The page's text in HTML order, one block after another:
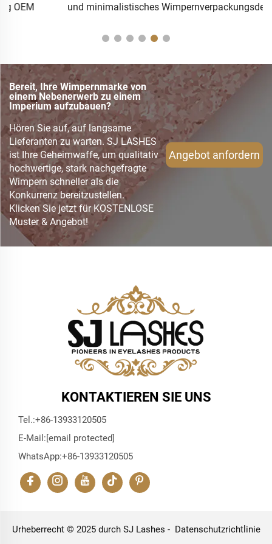
und minimalistisches Wimpernverpackungsdesign OEM
Bereit, Ihre Wimpernmarke von
einem Nebenerwerb zu einem
Imperium aufzubauen?
Hören Sie auf, auf langsame
Lieferanten zu warten. SJ LASHES
ist Ihre Geheimwaffe, um qualitativ
hochwertige, stark nachgefragte
Wimpern schneller als die
Konkurrenz bereitzustellen.
Klicken Sie jetzt für KOSTENLOSE
Muster & Angebot!
Angebot anfordern
KONTAKTIEREN SIE UNS
Tel.:+86-13933120505
E-Mail:[email protected]
WhatsApp:+86-13933120505
Urheberrecht © 2025 durch SJ Lashes - Datenschutzrichtlinie